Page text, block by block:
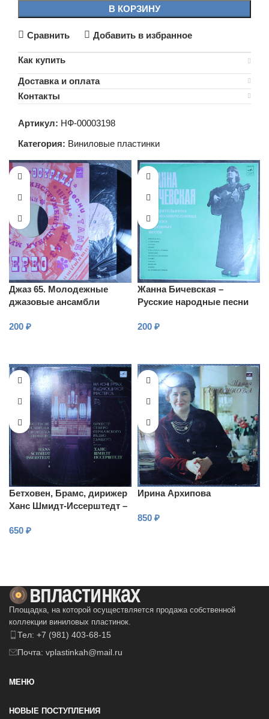
В КОРЗИНУ
Сравнить Добавить в избранное
Как купить
Доставка и оплата
Контакты
Артикул: НФ-00003198
Категория: Виниловые пластинки
Джаз 65. Молодежные
джазовые ансамбли
200 ₽
Жанна Бичевская –
Русские народные песни
200 ₽
Бетховен, Брамс, дирижер
Ханс Шмидт-Иссерштедт –
Венгерские танцы
650 ₽
Ирина Архипова
850 ₽
Площадка, на которой осуществляется продажа собственной
коллекции виниловых пластинок.
Тел: +7 (981) 403-68-15
Почта: vplastinkah@mail.ru
МЕНЮ
НОВЫЕ ПОСТУПЛЕНИЯ